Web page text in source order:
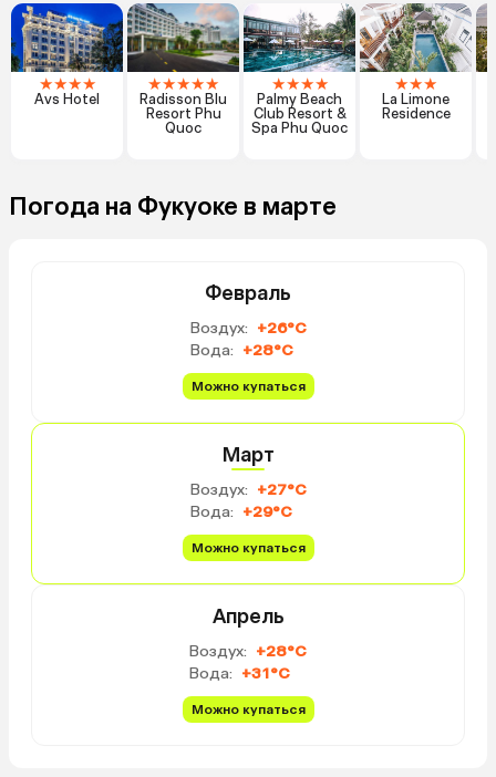
★★★★
Avs Hotel
★★★★★
Radisson Blu
Resort Phu
Quoc
★★★★
Palmy Beach
Club Resort &
Spa Phu Quoc
★★★
La Limone
Residence
Погода на Фукуоке в марте
Февраль
Воздух: +26°C
Вода: +28°C
Можно купаться
Март
Воздух: +27°C
Вода: +29°C
Можно купаться
Апрель
Воздух: +28°C
Вода: +31°C
Можно купаться